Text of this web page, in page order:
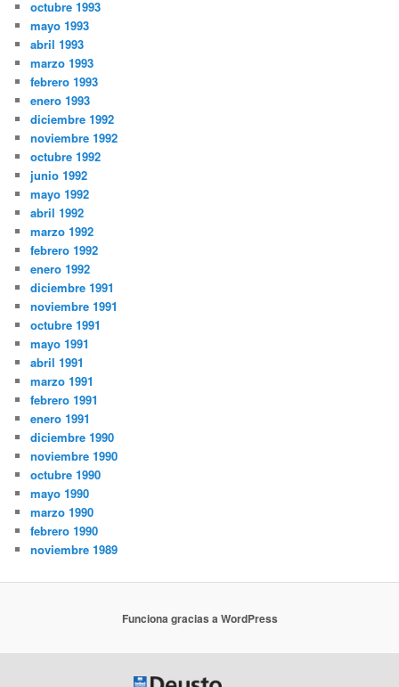
octubre 1993
mayo 1993
abril 1993
marzo 1993
febrero 1993
enero 1993
diciembre 1992
noviembre 1992
octubre 1992
junio 1992
mayo 1992
abril 1992
marzo 1992
febrero 1992
enero 1992
diciembre 1991
noviembre 1991
octubre 1991
mayo 1991
abril 1991
marzo 1991
febrero 1991
enero 1991
diciembre 1990
noviembre 1990
octubre 1990
mayo 1990
marzo 1990
febrero 1990
noviembre 1989
Funciona gracias a WordPress